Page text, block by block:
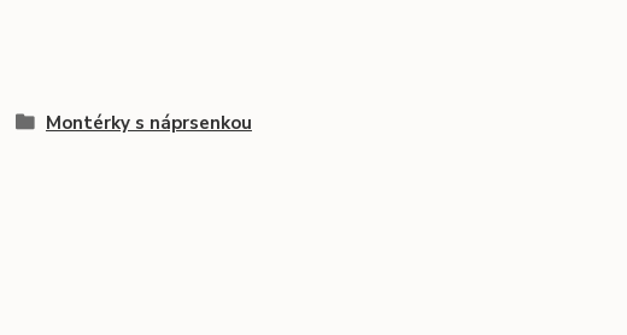
Montérky s náprsenkou